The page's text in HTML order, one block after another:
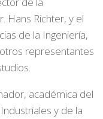
Hans Richter, y el
de la Ingeniería,
representantes
académica del
y de la